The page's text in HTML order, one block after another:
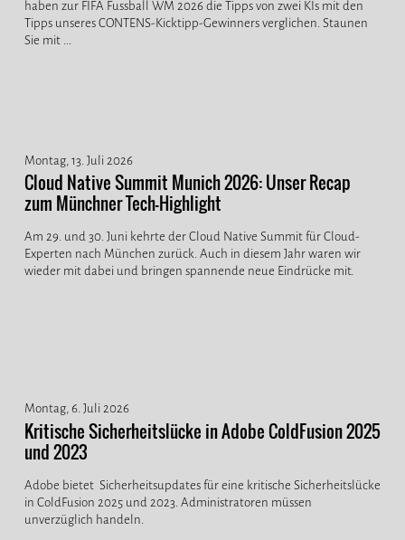
haben zur FIFA Fussball WM 2026 die Tipps von zwei KIs mit den
Tipps unseres CONTENS-Kicktipp-Gewinners verglichen. Staunen
Sie mit ...
Montag, 13. Juli 2026
Cloud Native Summit Munich 2026: Unser Recap
zum Münchner Tech-Highlight
Am 29. und 30. Juni kehrte der Cloud Native Summit für Cloud-
Experten nach München zurück. Auch in diesem Jahr waren wir
wieder mit dabei und bringen spannende neue Eindrücke mit.
Montag, 6. Juli 2026
Kritische Sicherheitslücke in Adobe ColdFusion 2025
und 2023
Adobe bietet Sicherheitsupdates für eine kritische Sicherheitslücke
in ColdFusion 2025 und 2023. Administratoren müssen
unverzüglich handeln.